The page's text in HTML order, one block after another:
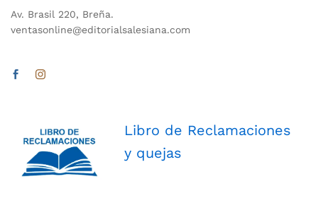
Av. Brasil 220, Breña.
ventasonline@editorialsalesiana.com
Libro de Reclamaciones
y quejas